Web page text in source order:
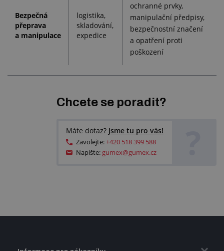
Bezpečná
přeprava
a manipulace
logistika,
skladování,
expedice
ochranné prvky,
manipulační předpisy,
bezpečnostní značení
a opatření proti
poškození
Chcete se poradit?
Máte dotaz? Jsme tu pro vás!
Zavolejte:+420 518 399 588
Napište: gumex@gumex.cz